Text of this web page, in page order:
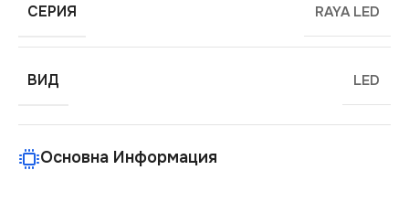
СЕРИЯ RAYA LED
ВИД LED
Основна Информация